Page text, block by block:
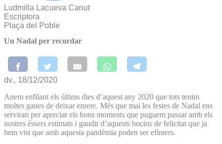
Ludmilla Lacueva Canut
Escriptora
Plaça del Poble
Un Nadal per recordar
dv., 18/12/2020
Anem enfilant els últims dies d’aquest any 2020 que tots tenim
moltes ganes de deixar enrere. Més que mai les festes de Nadal ens
serviran per apreciar els bons moments que puguem passar amb els
nostres éssers estimats i gaudir d’aquests bocins de felicitat que ja
hem vist que amb aquesta pandèmia poden ser efímers.